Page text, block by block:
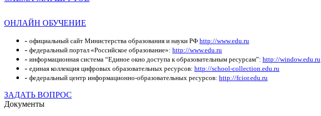
ОНЛАЙН ОБУЧЕНИЕ
- официальный сайт Министерства образования и науки РФ http://www.edu.ru
- федеральный портал «Российское образование»: http://www.edu.ru
- информационная система “Единое окно доступа к образовательным ресурсам”: http://window.edu.ru
- единая коллекция цифровых образовательных ресурсов: http://school-collection.edu.ru
- федеральный центр информационно-образовательных ресурсов: http://fcior.edu.ru
ЗАДАТЬ ВОПРОС
Документы